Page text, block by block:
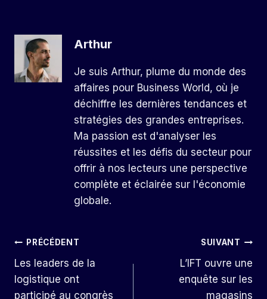
Arthur
Je suis Arthur, plume du monde des
affaires pour Business World, où je
déchiffre les dernières tendances et
stratégies des grandes entreprises.
Ma passion est d'analyser les
réussites et les défis du secteur pour
offrir à nos lecteurs une perspective
complète et éclairée sur l'économie
globale.
Navigation
De
L’article
PRÉCÉDENT
Les leaders de la
logistique ont
participé au congrès
SUIVANT
L’IFT ouvre une
enquête sur les
magasins